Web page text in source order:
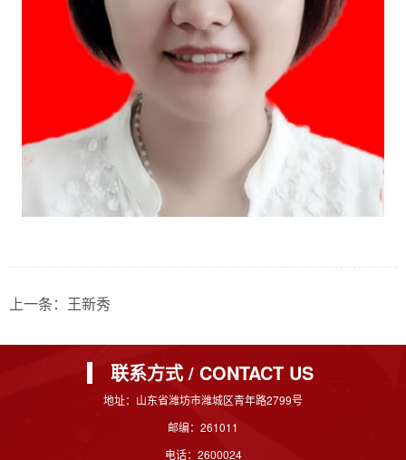
上一条：王新秀
联系方式 / CONTACT US
地址：山东省潍坊市潍城区青年路2799号
邮编：261011
电话：2600024